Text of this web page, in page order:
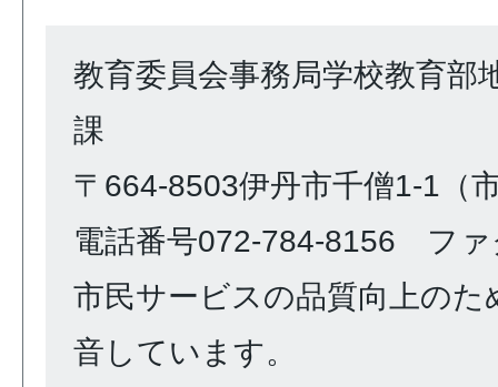
教育委員会事務局学校教育部
課
〒664-8503伊丹市千僧1-1（
電話番号072-784-8156 ファ
市民サービスの品質向上のた
音しています。